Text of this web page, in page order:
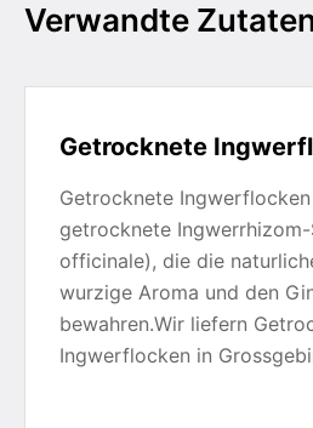
Verwandte
Getrocknete
Getrocknete
getrocknete
officinale), die die
wurzige Aroma und den
bewahren.Wir liefern
Ingwerflocken in